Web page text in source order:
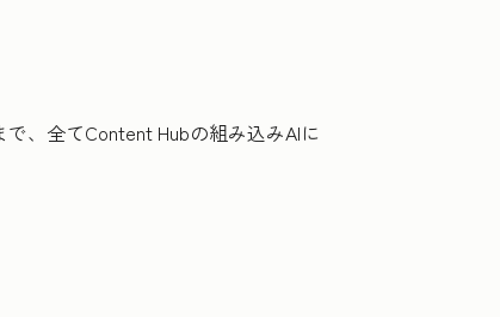
、全てContent Hubの組み込みAIに